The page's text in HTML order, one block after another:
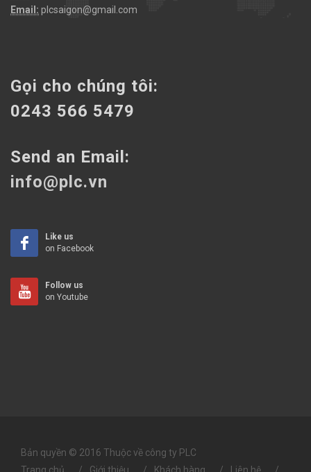
Email: plcsaigon@gmail.com
Gọi cho chúng tôi:
0243 566 5479
Send an Email:
info@plc.vn
Like us
on Facebook
Follow us
on Youtube
Bản quyền © 2016 Thuộc về công ty PLC